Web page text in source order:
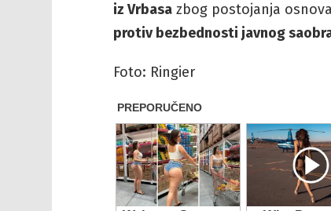
iz Vrbasa zbog postojanja
protiv bezbednosti javnog
Foto: Ringier